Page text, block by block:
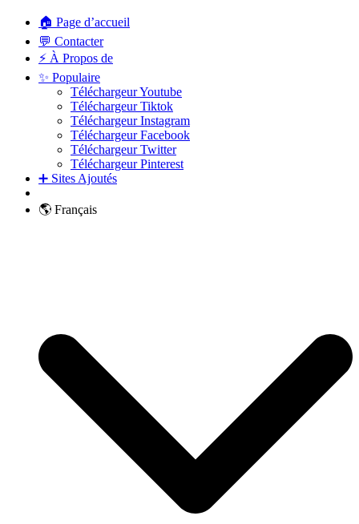
🏠 Page d’accueil
💬 Contacter
⚡ À Propos de
✨ Populaire
Téléchargeur Youtube
Téléchargeur Tiktok
Téléchargeur Instagram
Téléchargeur Facebook
Téléchargeur Twitter
Téléchargeur Pinterest
➕ Sites Ajoutés
🌎 Français